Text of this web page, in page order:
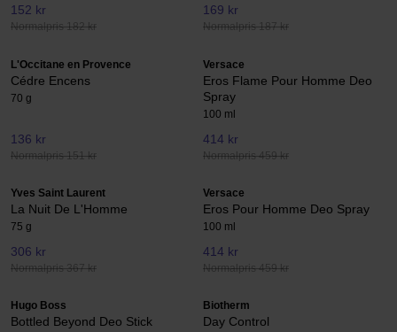
152 kr
Normalpris 182 kr
169 kr
Normalpris 187 kr
L'Occitane en Provence
Cédre Encens
70 g
136 kr
Normalpris 151 kr
Versace
Eros Flame Pour Homme Deo
Spray
100 ml
414 kr
Normalpris 459 kr
Yves Saint Laurent
La Nuit De L'Homme
75 g
306 kr
Normalpris 367 kr
Versace
Eros Pour Homme Deo Spray
100 ml
414 kr
Normalpris 459 kr
Hugo Boss
Bottled Beyond Deo Stick
Biotherm
Day Control